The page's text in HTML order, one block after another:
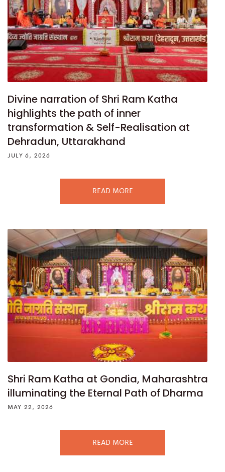
Divine narration of Shri Ram Katha
highlights the path of inner
transformation & Self-Realisation at
Dehradun, Uttarakhand
JULY 6, 2026
READ MORE
Shri Ram Katha at Gondia, Maharashtra
illuminating the Eternal Path of Dharma
MAY 22, 2026
READ MORE